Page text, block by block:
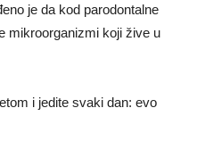
je da kod parodontalne
mikroorganizmi koji žive u
i jedite svaki dan: evo